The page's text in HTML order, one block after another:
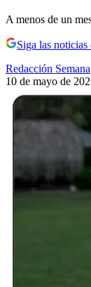
A menos de un
Siga las
Redacción Semana
10 de mayo de